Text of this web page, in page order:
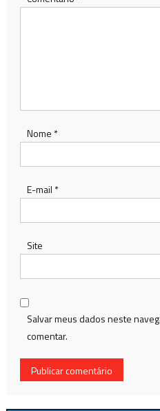
Nome *
E-mail *
Site
Salvar meus dados neste
comentar.